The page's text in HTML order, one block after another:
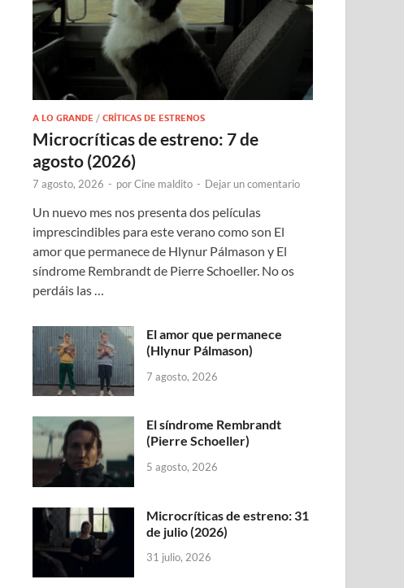
A LO GRANDE /CRÍTICAS DE ESTRENOS
Microcríticas de estreno: 7 de
agosto (2026)
7 agosto, 2026 - porCine maldito - Dejar un comentario
Un nuevo mes nos presenta dos películas
imprescindibles para este verano como son El
amor que permanece de Hlynur Pálmason y El
síndrome Rembrandt de Pierre Schoeller. No os
perdáis las …
El amor que permanece
(Hlynur Pálmason)
7 agosto, 2026
El síndrome Rembrandt
(Pierre Schoeller)
5 agosto, 2026
Microcríticas de estreno: 31
de julio (2026)
31 julio, 2026